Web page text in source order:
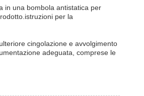
in una bombola antistatica per
per la
cingolazione e avvolgimento
adeguata, comprese le